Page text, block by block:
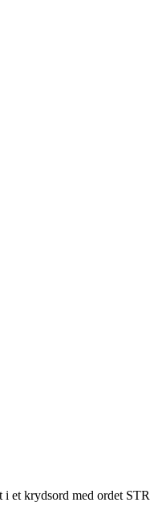
krydsord med ordet